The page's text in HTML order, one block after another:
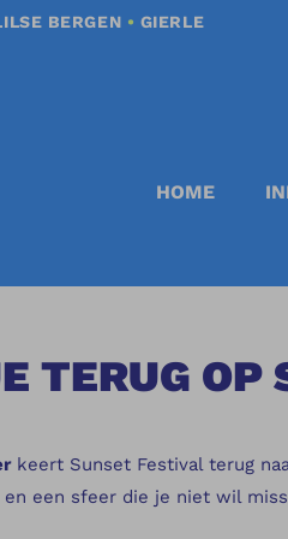
BERGEN • GIERLE
HOME
TERUG OP
keert Sunset Festival terug
en een sfeer die je niet wil